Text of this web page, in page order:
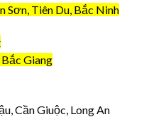
Sơn, Tiên Du, Bắc Ninh
Giang
Cần Giuộc, Long An